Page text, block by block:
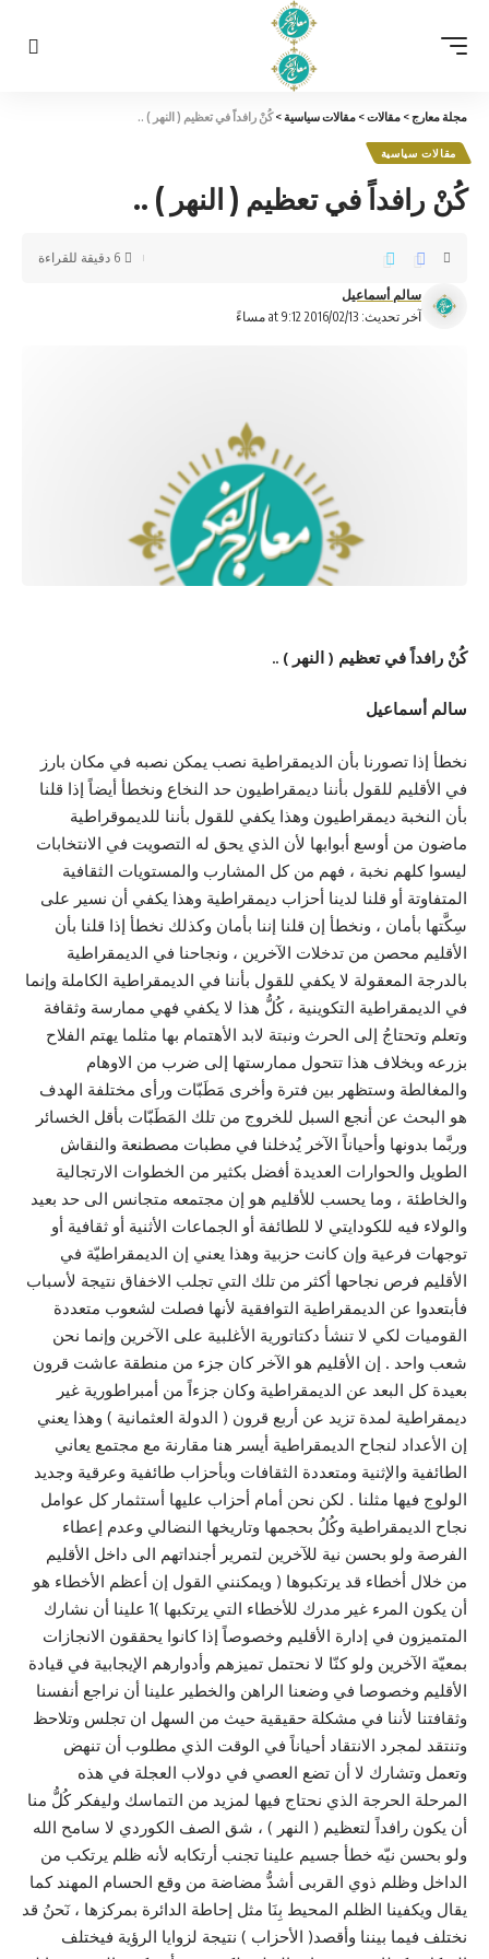
مجلة معارج> مقالات> مقالات سياسية> كُنْ رافداً في تعظيم ( النهر ) ..
مقالات سياسية
كُنْ رافداً في تعظيم ( النهر ) ..
آخر تحديث: 2016/02/13 at 9:12 مساءً
سالم أسماعيل
6 دقيقة للقراءة
كُنْ رافداً في تعظيم ( النهر ) ..
سالم أسماعيل
نخطأ إذا تصورنا بأن الديمقراطية نصب يمكن نصبه في مكان بارز
في الأقليم للقول بأننا ديمقراطيون حد النخاع ونخطأ أيضاً إذا قلنا
بأن النخبة ديمقراطيون وهذا يكفي للقول بأننا للديموقراطية
ماضون من أوسع أبوابها لأن الذي يحق له التصويت في الانتخابات
ليسوا كلهم نخبة ، فهم من كل المشارب والمستويات الثقافية
المتفاوتة أو قلنا لدينا أحزاب ديمقراطية وهذا يكفي أن نسير على
سِكَّتها بأمان ، ونخطأ إن قلنا إننا بأمان وكذلك نخطأ إذا قلنا بأن
الأقليم محصن من تدخلات الآخرين ، ونجاحنا في الديمقراطية
بالدرجة المعقولة لا يكفي للقول بأننا في الديمقراطية الكاملة وإنما
في الديمقراطية التكوينية ، كُلُّ هذا لا يكفي فهي ممارسة وثقافة
وتعلم وتحتاجُ إلى الحرث ونبتة لابد الأهتمام بها مثلما يهتم الفلاح
بزرعه وبخلاف هذا تتحول ممارستها إلى ضرب من الاوهام
والمغالطة وستظهر بين فترة وأخرى مَطَبّات ورأى مختلفة الهدف
هو البحث عن أنجع السبل للخروج من تلك المَطَبّات بأقل الخسائر
وربَّما بدونها وأحياناً الآخر يُدخلنا في مطبات مصطنعة والنقاش
الطويل والحوارات العديدة أفضل بكثير من الخطوات الارتجالية
والخاطئة ، وما يحسب للأقليم هو إن مجتمعه متجانس الى حد بعيد
والولاء فيه للكودايتي لا للطائفة أو الجماعات الأثنية أو ثقافية أو
توجهات فرعية وإن كانت حزبية وهذا يعني إن الديمقراطيّة في
الأقليم فرص نجاحها أكثر من تلك التي تجلب الاخفاق نتيجة لأسباب
فأبتعدوا عن الديمقراطية التوافقية لأنها فصلت لشعوب متعددة
القوميات لكي لا تنشأ دكتاتورية الأغلبية على الآخرين وإنما نحن
شعب واحد . إن الأقليم هو الآخر كان جزء من منطقة عاشت قرون
بعيدة كل البعد عن الديمقراطية وكان جزءاً من أمبراطورية غير
ديمقراطية لمدة تزيد عن أربع قرون ( الدولة العثمانية ) وهذا يعني
إن الأعداد لنجاح الديمقراطية أيسر هنا مقارنة مع مجتمع يعاني
الطائفية والإثنية ومتعددة الثقافات وبأحزاب طائفية وعرقية وجديد
الولوج فيها مثلنا . لكن نحن أمام أحزاب عليها أستثمار كل عوامل
نجاح الديمقراطية وكُلُ بحجمها وتاريخها النضالي وعدم إعطاء
الفرصة ولو بحسن نية للآخرين لتمرير أجنداتهم الى داخل الأقليم
من خلال أخطاء قد يرتكبوها ( ويمكنني القول إن أعظم الأخطاء هو
أن يكون المرء غير مدرك للأخطاء التي يرتكبها )1 علينا أن نشارك
المتميزون في إدارة الأقليم وخصوصاً إذا كانوا يحققون الانجازات
بمعيّة الآخرين ولو كنّا لا نحتمل تميزهم وأدوارهم الإيجابية في قيادة
الأقليم وخصوصا في وضعنا الراهن والخطير علينا أن نراجع أنفسنا
وثقافتنا لأننا في مشكلة حقيقية حيث من السهل ان تجلس وتلاحظ
وتنتقد لمجرد الانتقاد أحياناً في الوقت الذي مطلوب أن تنهض
وتعمل وتشارك لا أن تضع العصي في دولاب العجلة في هذه
المرحلة الحرجة الذي نحتاج فيها لمزيد من التماسك وليفكر كُلُّ منا
أن يكون رافداً لتعظيم ( النهر ) ، شق الصف الكوردي لا سامح الله
ولو بحسن نيّه خطأ جسيم علينا تجنب أرتكابه لأنه ظلم يرتكب من
الداخل وظلم ذوي القربى أشدُّ مضاضة من وقع الحسام المهند كما
يقال ويكفينا الظلم المحيط بِنَا مثل إحاطة الدائرة بمركزها ، نٓحنُ قد
نختلف فيما بيننا وأقصد( الأحزاب ) نتيجة لزوايا الرؤية فيختلف